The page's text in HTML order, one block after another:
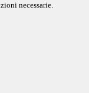
necessarie.